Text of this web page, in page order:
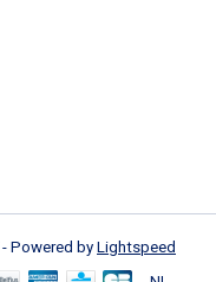
Powered byLightspeed